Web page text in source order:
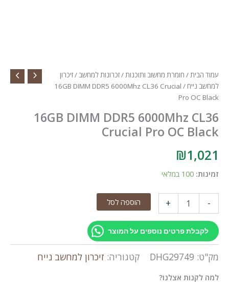
עמוד הבית/ חומרת מחשוב ותוכנות/זכרונות למחשב/זיכרון
למחשב נייח
/ 16GB DIMM DDR5 6000Mhz CL36 Crucial
Pro OC Black
16GB DIMM DDR5 6000Mhz CL36
Crucial Pro OC Black
₪1,021
זמינות: 100 במלאי
-
DIMM
DDR5
CL36
Pro
+ הוספה לסל
לקבלת פרטים נוספים על המוצר
מק"ט: DHG29749 קטגוריה: זיכרון למחשב נייח
למה לקנות אצלנו?